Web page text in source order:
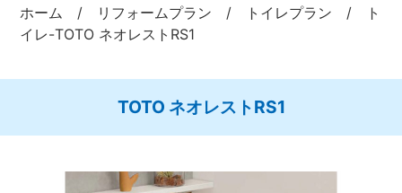
ホーム / リフォームプラン / トイレプラン /
ト
イレ-TOTO ネオレストRS1
TOTO ネオレストRS1